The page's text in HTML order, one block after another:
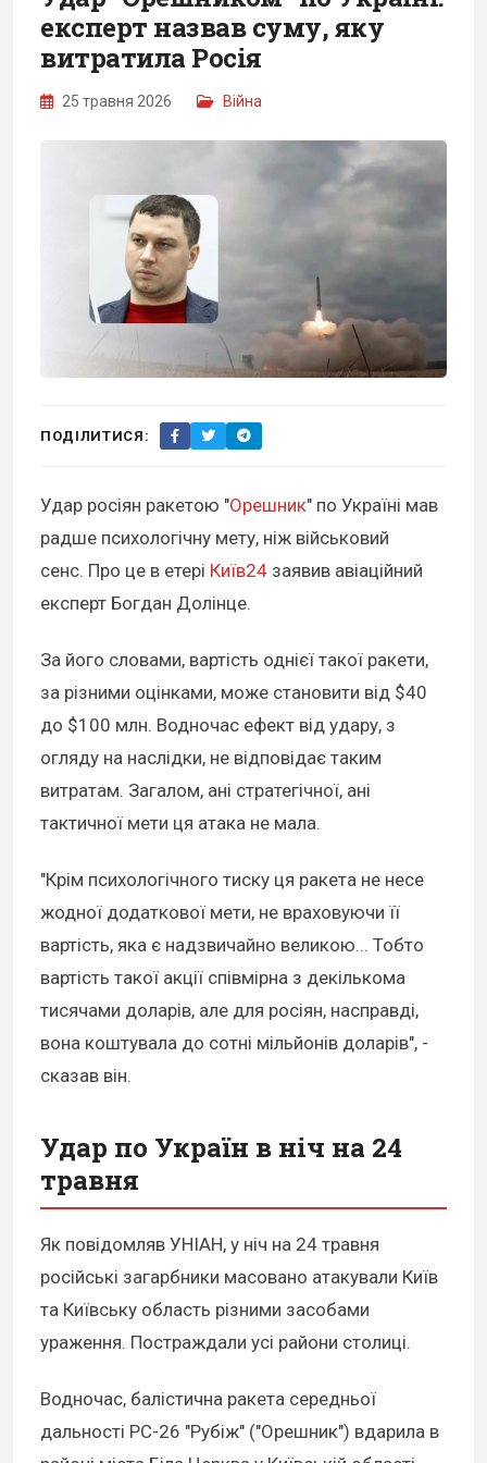
експерт назвав суму, яку
витратила Росія
25 травня 2026 Війна
ПОДІЛИТИСЯ:
Удар росіян ракетою "Орешник" по Україні мав
радше психологічну мету, ніж військовий
сенс. Про це в етері Київ24 заявив авіаційний
експерт Богдан Долінце.
За його словами, вартість однієї такої ракети,
за різними оцінками, може становити від $40
до $100 млн. Водночас ефект від удару, з
огляду на наслідки, не відповідає таким
витратам. Загалом, ані стратегічної, ані
тактичної мети ця атака не мала.
"Крім психологічного тиску ця ракета не несе
жодної додаткової мети, не враховуючи її
вартість, яка є надзвичайно великою... Тобто
вартість такої акції співмірна з декількома
тисячами доларів, але для росіян, насправді,
вона коштувала до сотні мільйонів доларів", -
сказав він.
Удар по Україн в ніч на 24
травня
Як повідомляв УНІАН, у ніч на 24 травня
російські загарбники масовано атакували Київ
та Київську область різними засобами
ураження. Постраждали усі райони столиці.
Водночас, балістична ракета середньої
дальності РС-26 "Рубіж" ("Орешник") вдарила в